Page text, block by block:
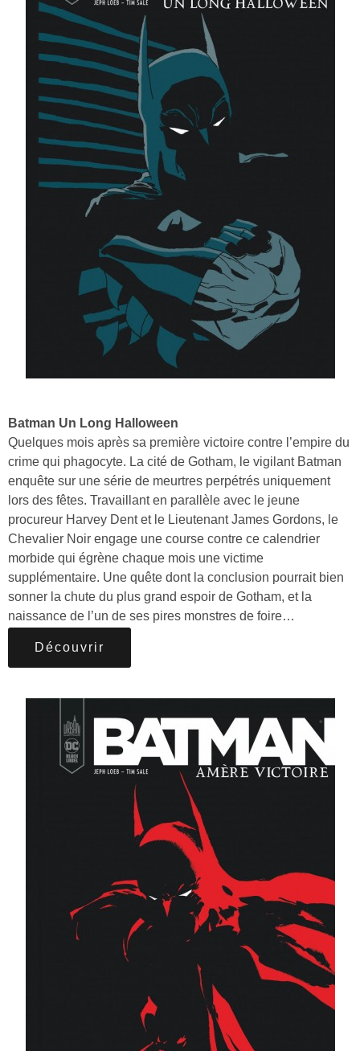
Batman Un Long Halloween
Quelques mois après sa première victoire contre l’empire du
crime qui phagocyte. La cité de Gotham, le vigilant Batman
enquête sur une série de meurtres perpétrés uniquement
lors des fêtes. Travaillant en parallèle avec le jeune
procureur Harvey Dent et le Lieutenant James Gordons, le
Chevalier Noir engage une course contre ce calendrier
morbide qui égrène chaque mois une victime
supplémentaire. Une quête dont la conclusion pourrait bien
sonner la chute du plus grand espoir de Gotham, et la
naissance de l’un de ses pires monstres de foire…
Découvrir